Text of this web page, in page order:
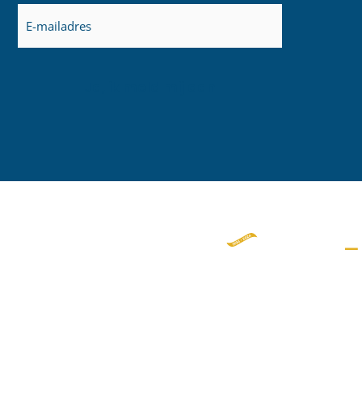
E-
mailadres
(Vereist)